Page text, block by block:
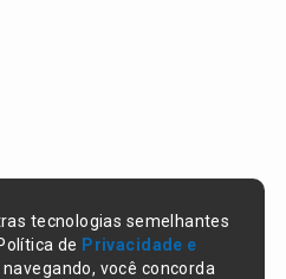
tecnologias semelhantes
de Privacidade e
você concorda